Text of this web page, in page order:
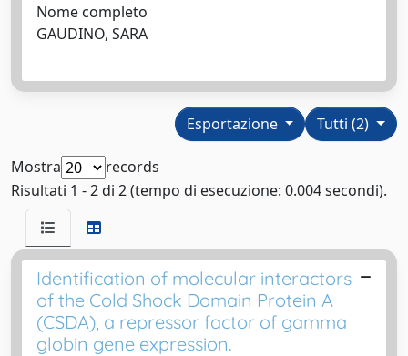
Nome completo
GAUDINO, SARA
Tutti (2)
Esportazione
Mostra
records
Risultati 1 - 2 di 2 (tempo di esecuzione: 0.004 secondi).
Identification of molecular interactors
of the Cold Shock Domain Protein A
(CSDA), a repressor factor of gamma
globin gene expression.